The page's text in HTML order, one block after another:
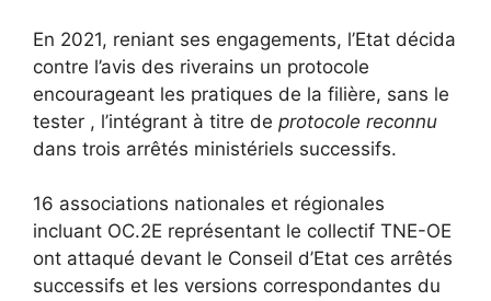
En 2021, reniant ses engagements, l’Etat décida
contre l’avis des riverains un protocole
encourageant les pratiques de la filière, sans le
tester , l’intégrant à titre de protocole reconnu
dans trois arrêtés ministériels successifs.
16 associations nationales et régionales
incluant OC.2E représentant le collectif TNE-OE
ont attaqué devant le Conseil d’Etat ces arrêtés
successifs et les versions correspondantes du